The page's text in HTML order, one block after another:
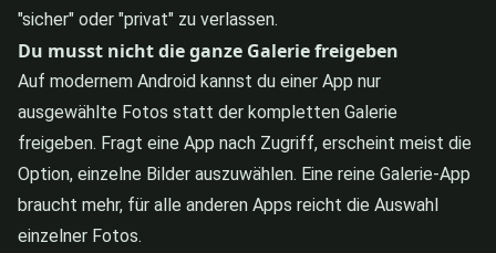
"sicher" oder "privat" zu verlassen.
Du musst nicht die ganze Galerie freigeben
Auf modernem Android kannst du einer App nur
ausgewählte Fotos statt der kompletten Galerie
freigeben. Fragt eine App nach Zugriff, erscheint meist die
Option, einzelne Bilder auszuwählen. Eine reine Galerie-App
braucht mehr, für alle anderen Apps reicht die Auswahl
einzelner Fotos.